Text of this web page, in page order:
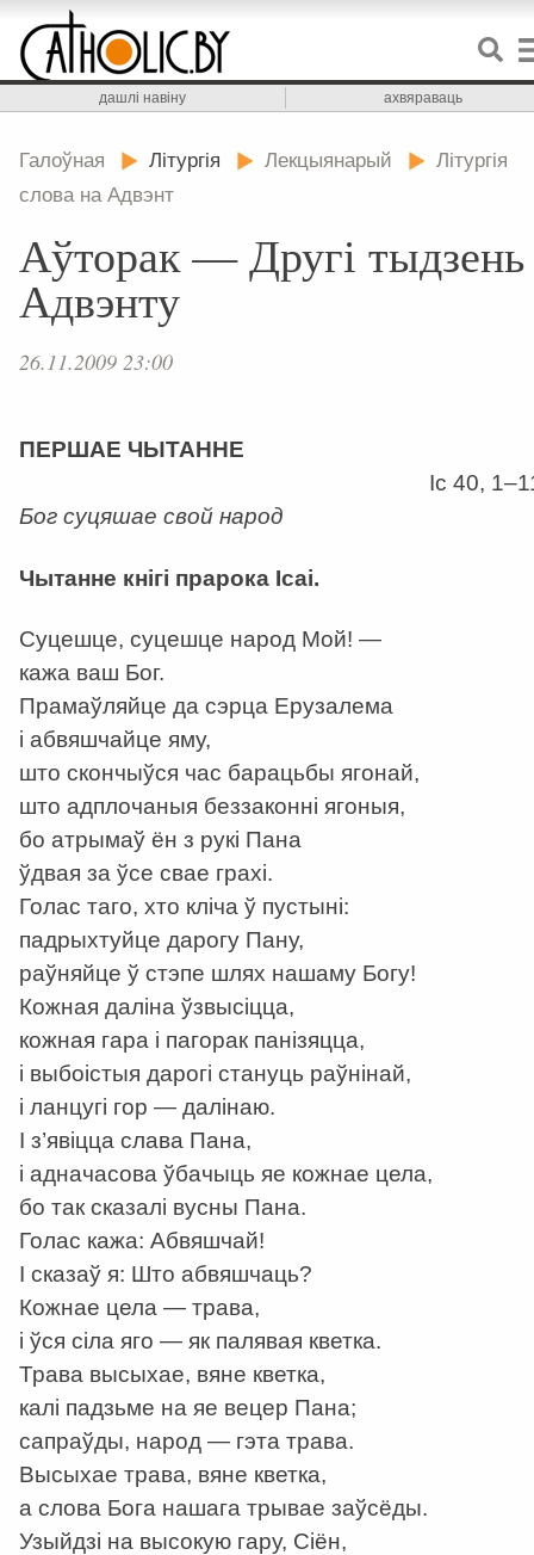
дашлі навіну ахвяраваць
Галоўная Літургія Лекцыянарый
Літургія
слова на Адвэнт
Аўторак — Другі тыдзень
Адвэнту
26.11.2009 23:00
ПЕРШАЕ ЧЫТАННЕ
Іс 40,
Бог суцяшае свой народ
Чытанне кнігі прарока Ісаі.
Суцешце, суцешце народ Мой! —
кажа ваш Бог.
Прамаўляйце да сэрца Ерузалема
і абвяшчайце яму,
што скончыўся час барацьбы ягонай,
што адплочаныя беззаконні ягоныя,
бо атрымаў ён з рукі Пана
ўдвая за ўсе свае грахі.
Голас таго, хто кліча ў пустыні:
падрыхтуйце дарогу Пану,
раўняйце ў стэпе шлях нашаму Богу!
Кожная даліна ўзвысіцца,
кожная гара і пагорак панізяцца,
і выбоістыя дарогі стануць раўнінай,
і ланцугі гор — далінаю.
І з’явіцца слава Пана,
і адначасова ўбачыць яе кожнае цела,
бо так сказалі вусны Пана.
Голас кажа: Абвяшчай!
І сказаў я: Што абвяшчаць?
Кожнае цела — трава,
і ўся сіла яго — як палявая кветка.
Трава высыхае, вяне кветка,
калі падзьме на яе вецер Пана;
сапраўды, народ — гэта трава.
Высыхае трава, вяне кветка,
а слова Бога нашага трывае заўсёды.
Узыйдзі на высокую гару, Сіён,